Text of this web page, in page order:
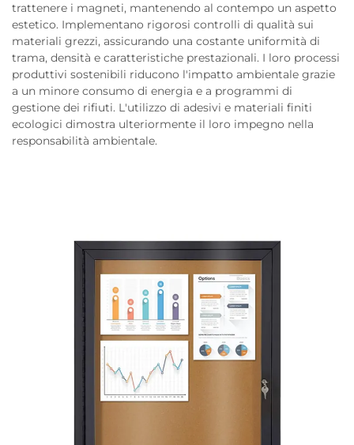
trattenere i magneti, mantenendo al contempo un aspetto
estetico. Implementano rigorosi controlli di qualità sui
materiali grezzi, assicurando una costante uniformità di
trama, densità e caratteristiche prestazionali. I loro processi
produttivi sostenibili riducono l'impatto ambientale grazie
a un minore consumo di energia e a programmi di
gestione dei rifiuti. L'utilizzo di adesivi e materiali finiti
ecologici dimostra ulteriormente il loro impegno nella
responsabilità ambientale.